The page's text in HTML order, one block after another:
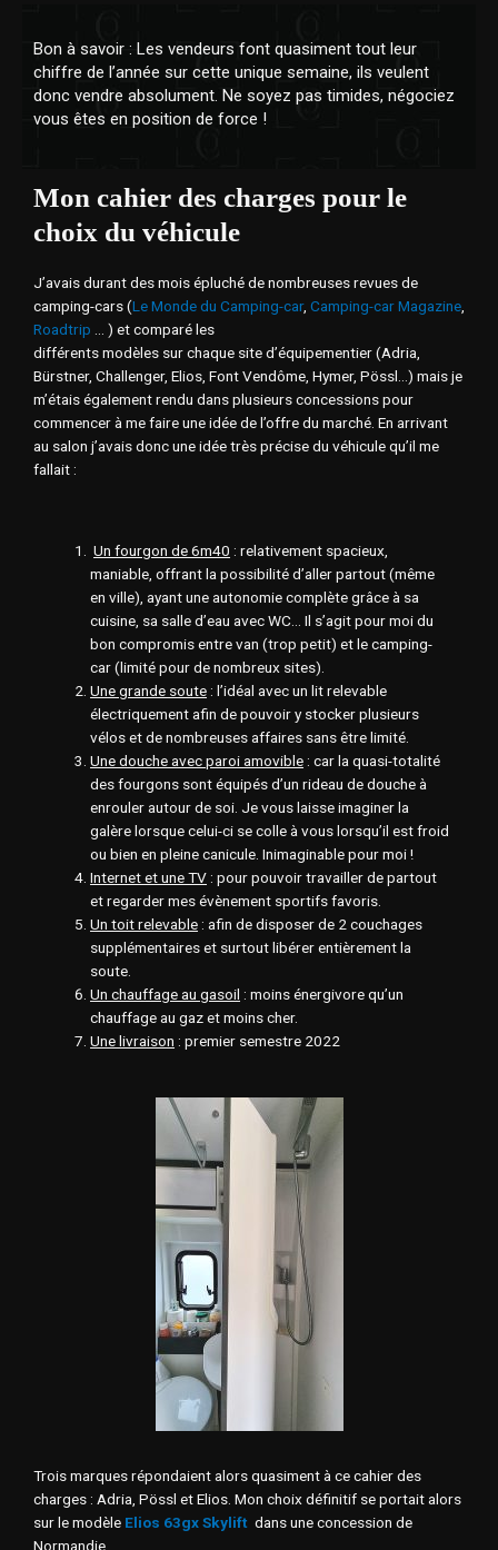
Bon à savoir : Les vendeurs font quasiment tout leur
chiffre de l’année sur cette unique semaine, ils veulent
donc vendre absolument. Ne soyez pas timides, négociez
vous êtes en position de force !
Mon cahier des charges pour le
choix du véhicule
J’avais durant des mois épluché de nombreuses revues de
camping-cars (Le Monde du Camping-car, Camping-car Magazine
Roadtrip … ) et comparé les
différents modèles sur chaque site d’équipementier (Adria,
Bürstner, Challenger, Elios, Font Vendôme, Hymer, Pössl…) mais je
m’étais également rendu dans plusieurs concessions pour
commencer à me faire une idée de l’offre du marché. En arrivant
au salon j’avais donc une idée très précise du véhicule qu’il me
fallait :
Un fourgon de 6m40 : relativement spacieux,
maniable, offrant la possibilité d’aller partout (même
en ville), ayant une autonomie complète grâce à sa
cuisine, sa salle d’eau avec WC… Il s’agit pour moi du
bon compromis entre van (trop petit) et le camping-
car (limité pour de nombreux sites).
Une grande soute : l’idéal avec un lit relevable
électriquement afin de pouvoir y stocker plusieurs
vélos et de nombreuses affaires sans être limité.
Une douche avec paroi amovible : car la quasi-totalité
des fourgons sont équipés d’un rideau de douche à
enrouler autour de soi. Je vous laisse imaginer la
galère lorsque celui-ci se colle à vous lorsqu’il est froid
ou bien en pleine canicule. Inimaginable pour moi !
Internet et une TV : pour pouvoir travailler de partout
et regarder mes évènement sportifs favoris.
Un toit relevable : afin de disposer de 2 couchages
supplémentaires et surtout libérer entièrement la
soute.
Un chauffage au gasoil : moins énergivore qu’un
chauffage au gaz et moins cher.
Une livraison : premier semestre 2022
Trois marques répondaient alors quasiment à ce cahier des
charges : Adria, Pössl et Elios. Mon choix définitif se portait alors
sur le modèle Elios 63gx Skylift dans une concession de
Normandie.